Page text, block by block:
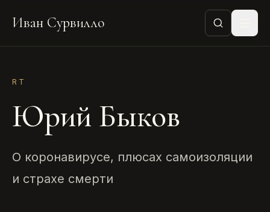
Иван Сурвилло
RT
Юрий Быков
О коронавирусе, плюсах самоизоляции
и страхе смерти